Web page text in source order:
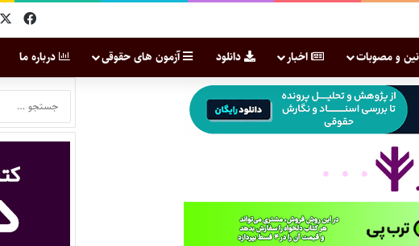
و مصوبات اخبار دانلود آزمون های حقوقی درباره ما